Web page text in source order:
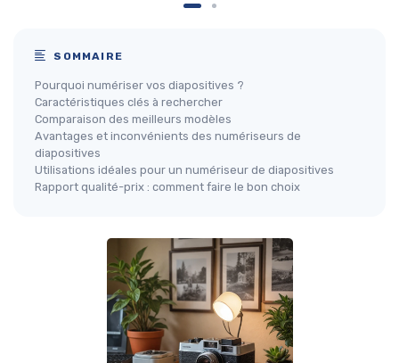
SOMMAIRE
Pourquoi numériser vos diapositives ?
Caractéristiques clés à rechercher
Comparaison des meilleurs modèles
Avantages et inconvénients des numériseurs de
diapositives
Utilisations idéales pour un numériseur de diapositives
Rapport qualité-prix : comment faire le bon choix